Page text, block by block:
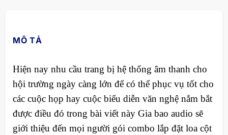
MÔ TẢ
Hiện nay nhu cầu trang bị hệ thống âm thanh cho
hội trường ngày càng lớn để có thể phục vụ tốt cho
các cuộc họp hay cuộc biểu diễn văn nghệ nắm bắt
được điều đó trong bài viết này Gia bao audio sẽ
giới thiệu đến mọi người gói combo lắp đặt loa cột